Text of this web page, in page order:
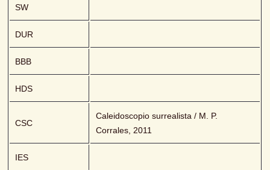
SW
DUR
BBB
HDS
CSC
Caleidoscopio surrealista / M. P.
Corrales, 2011
IES